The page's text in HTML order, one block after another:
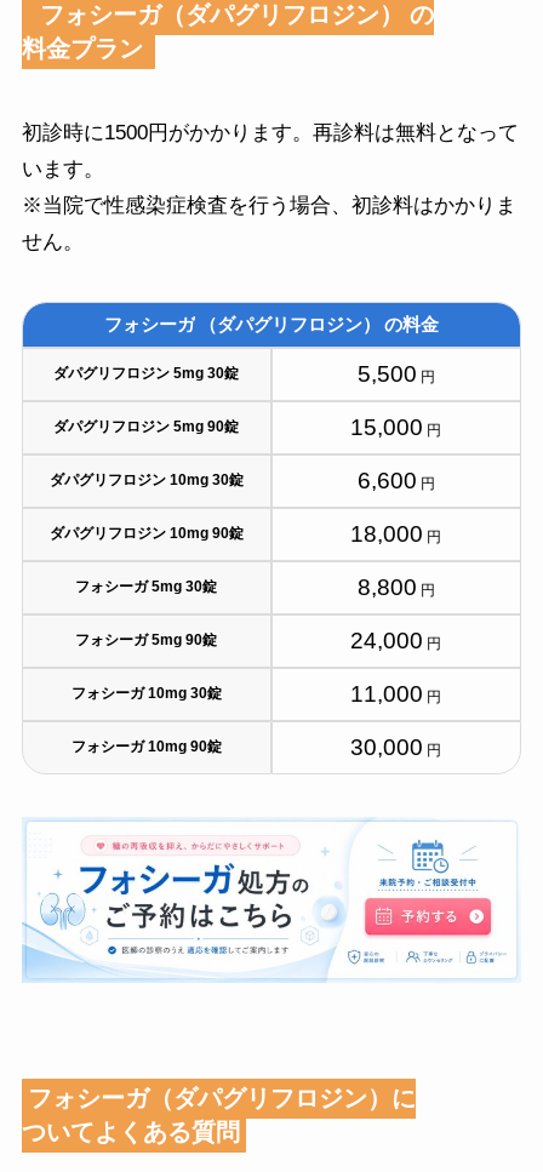
フォシーガ（ダパグリフロジン）
の
料金プラン
初診時に1500円がかかります。再診料は無料となって
います。
※当院で性感染症検査を行う場合、初診料はかかりま
せん。
フォシーガ （ダパグリフロジン） の料金
ダパグリフロジン 5mg 30錠 5,500 円
ダパグリフロジン 5mg 90錠 15,000 円
ダパグリフロジン 10mg 30錠 6,600 円
ダパグリフロジン 10mg 90錠 18,000 円
フォシーガ 5mg 30錠 8,800 円
フォシーガ 5mg 90錠 24,000 円
フォシーガ 10mg 30錠 11,000 円
フォシーガ 10mg 90錠 30,000 円
フォシーガ（ダパグリフロジン）に
ついてよくある質問